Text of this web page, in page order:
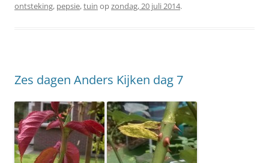
ontsteking, pepsie,tuin opzondag, 20 juli 2014.
Zes dagen Anders Kijken dag 7